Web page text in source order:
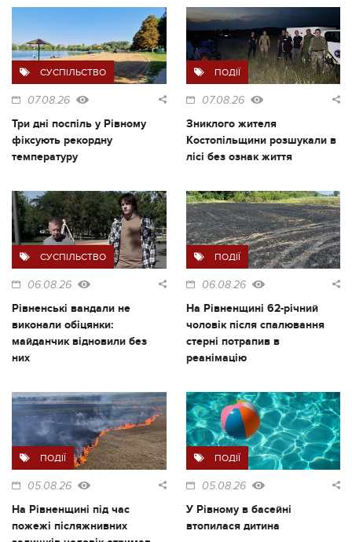
СУСПІЛЬСТВО
07.08.26
Три дні поспіль у Рівному
фіксують рекордну
температуру
ПОДІЇ
07.08.26
Зниклого жителя
Костопільщини розшукали в
лісі без ознак життя
СУСПІЛЬСТВО
06.08.26
Рівненські вандали не
виконали обіцянки:
майданчик відновили без
них
ПОДІЇ
06.08.26
На Рівненщині 62-річний
чоловік після спалювання
стерні потрапив в
реанімацію
ПОДІЇ
05.08.26
На Рівненщині під час
пожежі післяжнивних
ПОДІЇ
05.08.26
У Рівному в басейні
втопилася дитина